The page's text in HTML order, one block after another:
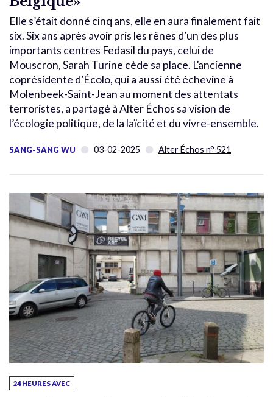
Elle s’était donné cinq ans, elle en aura finalement fait
six. Six ans après avoir pris les rênes d’un des plus
importants centres Fedasil du pays, celui de
Mouscron, Sarah Turine cède sa place. L’ancienne
coprésidente d’Écolo, qui a aussi été échevine à
Molenbeek-Saint-Jean au moment des attentats
terroristes, a partagé à Alter Échos sa vision de
l’écologie politique, de la laïcité et du vivre-ensemble.
SANG-SANG WU 03-02-2025 Alter Échos n° 521
24 HEURES AVEC